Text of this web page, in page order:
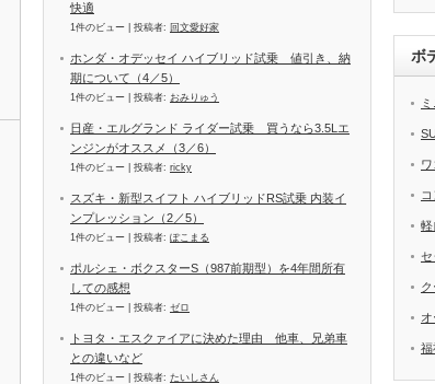
快適
1件のビュー 投稿者: 回文愛好家
ホンダ・オデッセイ ハイブリッド試乗 値引き、納
期について（4／5）
1件のビュー 投稿者: おみりゅう
日産・エルグランド ライダー試乗 買うなら3.5Lエ
ンジンがオススメ（3／6）
1件のビュー 投稿者: ricky
スズキ・新型スイフト ハイブリッドRS試乗 内装イ
ンプレッション（2／5）
1件のビュー 投稿者: ぽこまる
ポルシェ・ボクスターS（987前期型）を4年間所有
しての感想
1件のビュー 投稿者: ゼロ
トヨタ・エスクァイアに決めた理由 他車、兄弟車
との違いなど
1件のビュー 投稿者: たいしさん
ボ
ワ
軽
セ
福